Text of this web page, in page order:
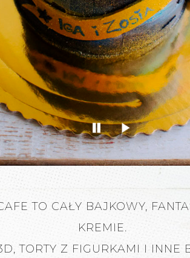
TO CAŁY BAJKOWY,
KREMIE.
TORTY Z FIGURKAMI I